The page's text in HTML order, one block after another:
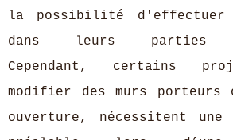
la possibilité d'effectuer
dans leurs
Cependant, certains
modifier des murs porteurs
ouverture, nécessitent